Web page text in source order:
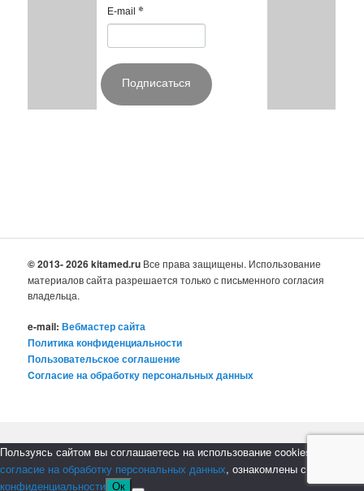
E-mail *
Подписаться
© 2013- 2026 kitamed.ru Все права защищены. Использование
материалов сайта разрешается только с письменного согласия
владельца.
e-mail:Вебмастер сайта
Политика конфиденциальности
Пользовательское соглашение
Cогласие на обработку персональных данных
Пользуясь сайтом вы соглашаетесь на использование cookies, даете
согласие на обработку персональных данных, ознакомлены с
конфиденциальности Ок